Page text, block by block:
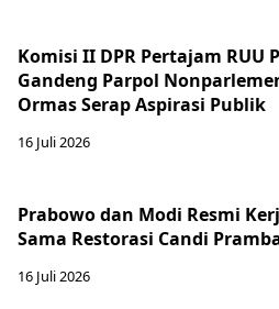
Komisi II DPR Pertajam RUU
Gandeng Parpol
Ormas Serap Aspirasi Publik
16 Juli 2026
Prabowo dan Modi Resmi
Sama Restorasi Candi
16 Juli 2026